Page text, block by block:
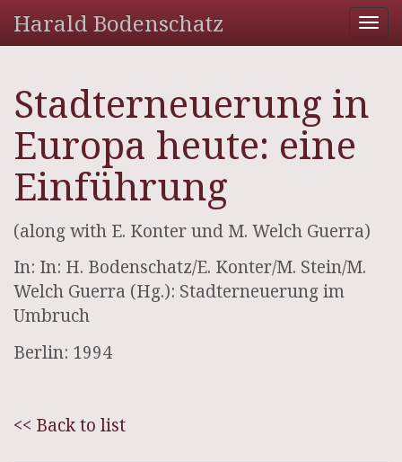
Harald Bodenschatz
Stadterneuerung in
Europa heute: eine
Einführung
(along with E. Konter und M. Welch Guerra)
In: In: H. Bodenschatz/E. Konter/M. Stein/M.
Welch Guerra (Hg.): Stadterneuerung im
Umbruch
Berlin: 1994
<< Back to list